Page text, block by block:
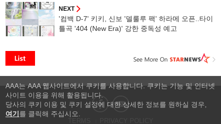
NEXT
'컴백 D-7' 키키, 신보 '델룰루 팩' 하라메 오픈..타이
틀곡 '404 (New Era)' 강한 중독성 예고
AAA는 AAA 웹사이트에서 쿠키를 사용합니다. 쿠키는 기능 및 인터넷
사이트 이용을 위해 활용됩니다.
당사의 쿠키 이용 및 쿠키 설정에 대한 상세한 정보를 원하실 경우,
여기 를 클릭해 주십시오.